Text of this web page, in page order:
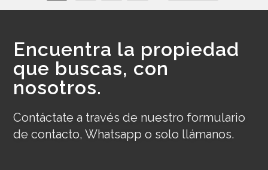
Encuentra la propiedad
que buscas, con
nosotros.
Contáctate a través de nuestro formulario
de contacto, Whatsapp o solo llámanos.